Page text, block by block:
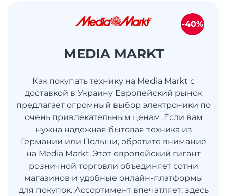
MEDIA MARKT
Как покупать технику на Media Markt с
доставкой в Украину Европейский рынок
предлагает огромный выбор электроники по
очень привлекательным ценам. Если вам
нужна надежная бытовая техника из
Германии или Польши, обратите внимание
на Media Markt. Этот европейский гигант
розничной торговли объединяет сотни
магазинов и удобные онлайн-платформы
для покупок. Ассортимент впечатляет: здесь
-40%